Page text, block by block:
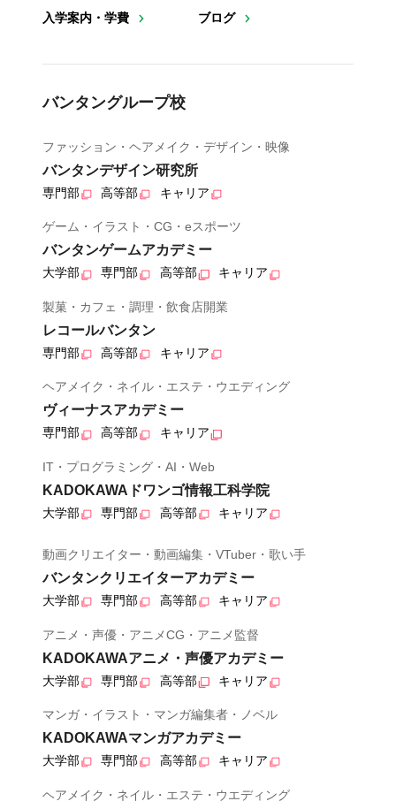
入学案内・学費
ブログ
バンタングループ校
ファッション・ヘアメイク・デザイン・映像
バンタンデザイン研究所
専門部 高等部 キャリア
ゲーム・イラスト・CG・eスポーツ
バンタンゲームアカデミー
大学部 専門部 高等部 キャリア
製菓・カフェ・調理・飲食店開業
レコールバンタン
専門部 高等部 キャリア
ヘアメイク・ネイル・エステ・ウエディング
ヴィーナスアカデミー
専門部 高等部 キャリア
IT・プログラミング・AI・Web
KADOKAWAドワンゴ情報工科学院
大学部 専門部 高等部 キャリア
動画クリエイター・動画編集・VTuber・歌い手
バンタンクリエイターアカデミー
大学部 専門部 高等部 キャリア
アニメ・声優・アニメCG・アニメ監督
KADOKAWAアニメ・声優アカデミー
大学部 専門部 高等部 キャリア
マンガ・イラスト・マンガ編集者・ノベル
KADOKAWAマンガアカデミー
大学部 専門部 高等部 キャリア
ヘアメイク・ネイル・エステ・ウエディング